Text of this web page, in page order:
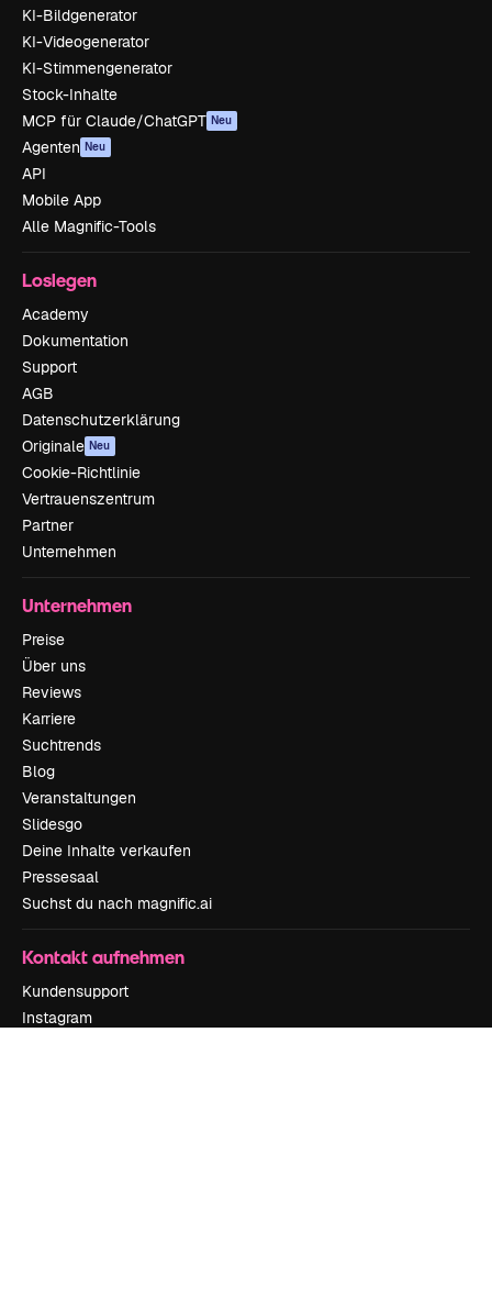
KI-Bildgenerator
KI-Videogenerator
KI-Stimmengenerator
Stock-Inhalte
MCP für Claude/ChatGPT Neu
Agenten Neu
API
Mobile App
Alle Magnific-Tools
Loslegen
Academy
Dokumentation
Support
AGB
Datenschutzerklärung
Originale Neu
Cookie-Richtlinie
Vertrauenszentrum
Partner
Unternehmen
Unternehmen
Preise
Über uns
Reviews
Karriere
Suchtrends
Blog
Veranstaltungen
Slidesgo
Deine Inhalte verkaufen
Pressesaal
Suchst du nach magnific.ai
Kontakt aufnehmen
Kundensupport
Instagram